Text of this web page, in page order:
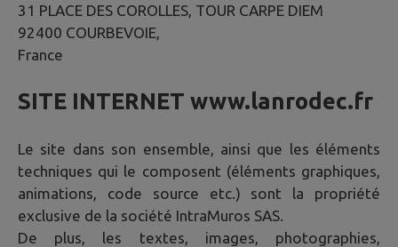
31 PLACE DES COROLLES, TOUR CARPE DIEM
92400 COURBEVOIE,
France
SITE INTERNET www.lanrodec.fr
Le site dans son ensemble, ainsi que les éléments
techniques qui le composent (éléments graphiques,
animations, code source etc.) sont la propriété
exclusive de la société IntraMuros SAS.
De plus, les textes, images, photographies,